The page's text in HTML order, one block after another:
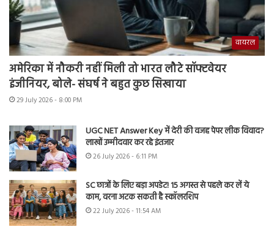
वायरल
अमेरिका में नौकरी नहीं मिली तो भारत लौटे सॉफ्टवेयर
इंजीनियर, बोले- संघर्ष ने बहुत कुछ सिखाया
29 July 2026 - 8:00 PM
UGC NET Answer Key में देरी की वजह पेपर लीक विवाद?
लाखों उम्मीदवार कर रहे इंतजार
26 July 2026 - 6:11 PM
SC छात्रों के लिए बड़ा अपडेट! 15 अगस्त से पहले कर लें ये
काम, वरना अटक सकती है स्कॉलरशिप
22 July 2026 - 11:54 AM